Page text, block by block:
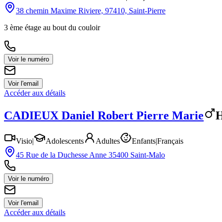
38 chemin Maxime Riviere, 97410, Saint-Pierre
3 ème étage au bout du couloir
Voir le numéro
Voir l'email
Accéder aux détails
CADIEUX Daniel Robert Pierre Marie
Visio| Adolescents Adultes Enfants|Français
45 Rue de la Duchesse Anne 35400 Saint-Malo
Voir le numéro
Voir l'email
Accéder aux détails